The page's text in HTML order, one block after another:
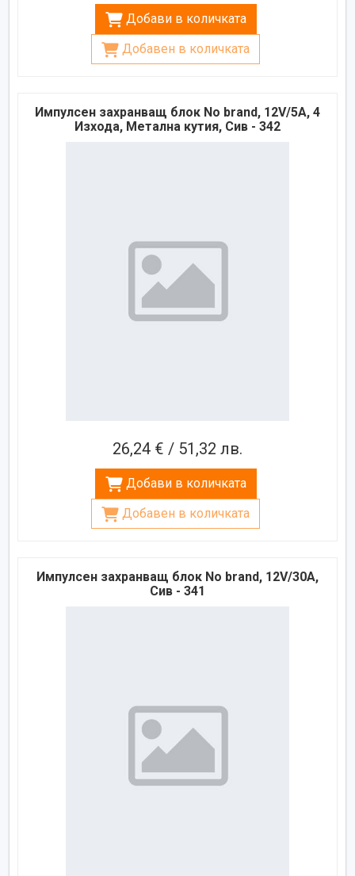
Добави в количката
Добавен в количката
Импулсен захранващ блок No brand, 12V/5A, 4
Изхода, Метална кутия, Сив - 342
26,24 € / 51,32 лв.
Добави в количката
Добавен в количката
Импулсен захранващ блок No brand, 12V/30A,
Сив - 341